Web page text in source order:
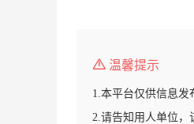
温馨提示
1.本平台仅供信息发
2.请告知用人单位，